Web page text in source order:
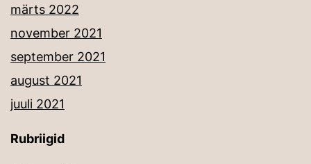
märts 2022
november 2021
september 2021
august 2021
juuli 2021
Rubriigid